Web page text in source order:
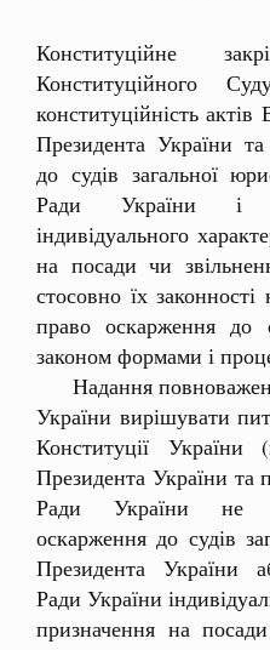
Конституційне
Конституційного
конституційність
Президента України
до судів загальної
Ради України і
індивідуального
на посади чи
стосовно їх
право оскарження до
законом формами і
Надання
України вирішувати
Конституції України
Президента України та
Ради України не
оскарження до судів
Президента України
Ради України
призначення на